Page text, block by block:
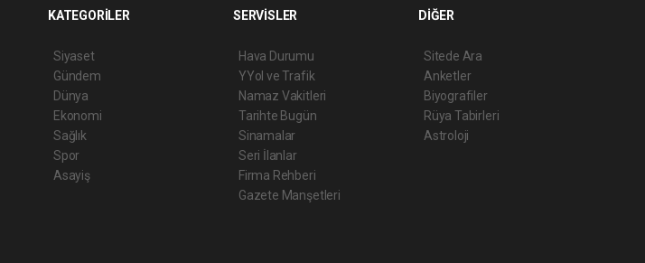
KATEGORİLER
Siyaset
Gündem
Dünya
Ekonomi
Sağlık
Spor
Asayiş
SERVİSLER
Hava Durumu
YYol ve Trafik
Namaz Vakitleri
Tarihte Bugün
Sinamalar
Seri İlanlar
Firma Rehberi
Gazete Manşetleri
DİĞER
Sitede Ara
Anketler
Biyografiler
Rüya Tabirleri
Astroloji